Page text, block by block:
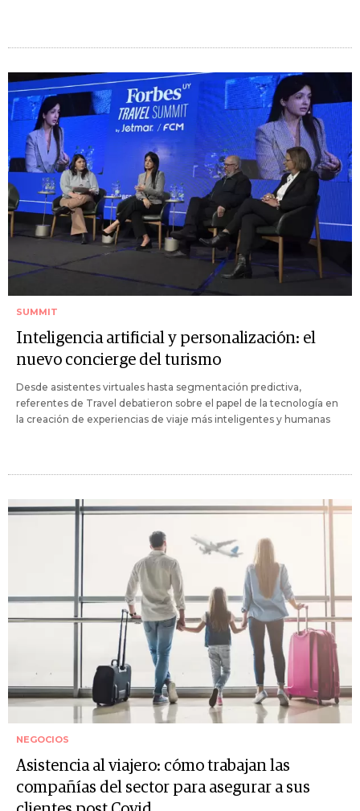
SUMMIT
Inteligencia artificial y personalización: el
nuevo concierge del turismo
Desde asistentes virtuales hasta segmentación predictiva,
referentes de Travel debatieron sobre el papel de la tecnología en
la creación de experiencias de viaje más inteligentes y humanas
NEGOCIOS
Asistencia al viajero: cómo trabajan las
compañías del sector para asegurar a sus